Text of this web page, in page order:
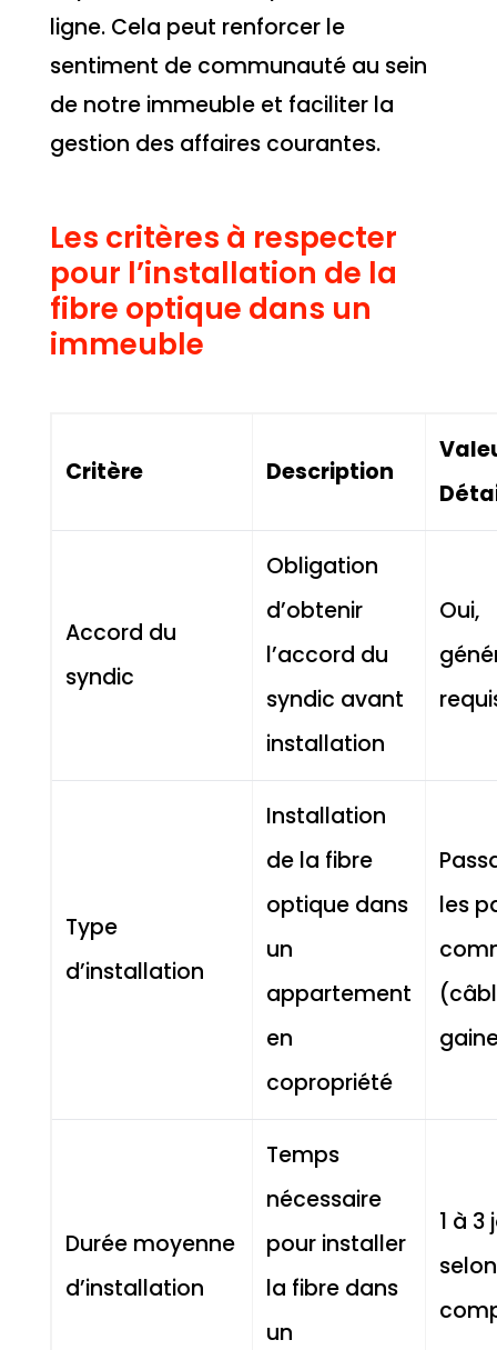
ligne. Cela peut renforcer le
sentiment de communauté au sein
de notre immeuble et faciliter la
gestion des affaires courantes.
Les critères à respecter
pour l’installation de la
fibre optique dans un
immeuble
Critère Description
Accord du
syndic
Obligation
d’obtenir
l’accord du
syndic avant
installation
Oui,
Type
d’installation
Installation
de la fibre
optique dans
un
appartement
en
copropriété
les
Durée moyenne
d’installation
Temps
nécessaire
pour installer
la fibre dans
un
1 à 3
selon